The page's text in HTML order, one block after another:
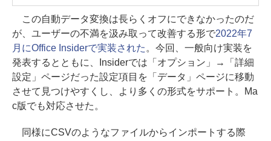
この自動データ変換は長らくオフにできなかったのだ
が、ユーザーの不満を汲み取って改善する形で2022年7
月にOffice Insiderで実装された 。今回、一般向け実装を
発表するとともに、Insiderでは「オプション」→「詳細
設定」ページだった設定項目を「データ」ページに移動
させて見つけやすくし、より多くの形式をサポート。Ma
c版でも対応させた。
同様にCSVのようなファイルからインポートする際